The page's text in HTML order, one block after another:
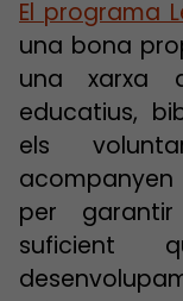
El programa
una bona
una xarxa
educatius,
els
per
suficient